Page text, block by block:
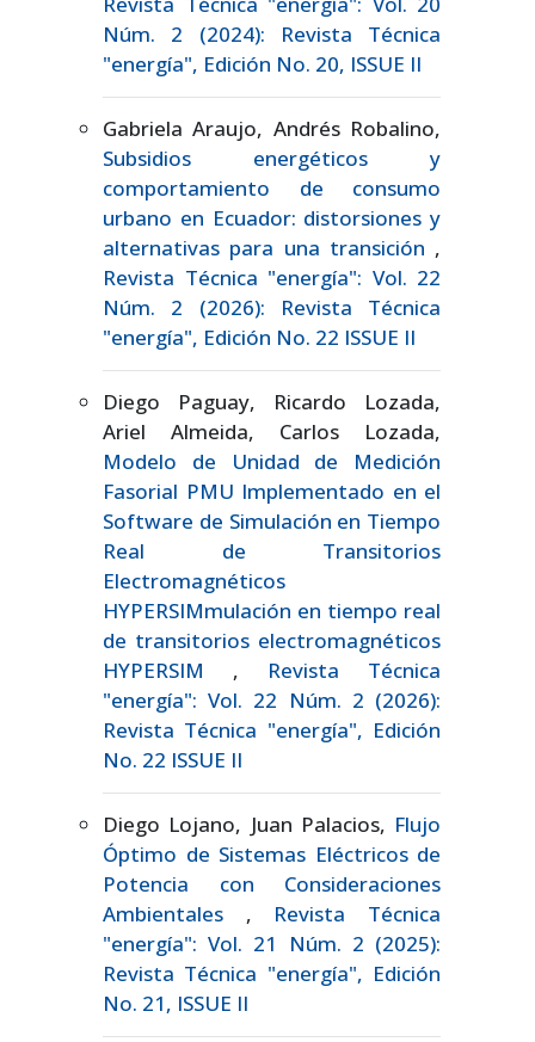
Núm. 2 (2024): Revista Técnica
"energía", Edición No. 20, ISSUE II
Gabriela Araujo, Andrés Robalino,
Subsidios energéticos y
comportamiento de consumo
urbano en Ecuador: distorsiones y
alternativas para una transición ,
Revista Técnica "energía": Vol. 22
Núm. 2 (2026): Revista Técnica
"energía", Edición No. 22 ISSUE II
Diego Paguay, Ricardo Lozada,
Ariel Almeida, Carlos Lozada,
Modelo de Unidad de Medición
Fasorial PMU Implementado en el
Software de Simulación en Tiempo
Real de Transitorios
Electromagnéticos
HYPERSIMmulación en tiempo real
de transitorios electromagnéticos
HYPERSIM , Revista Técnica
"energía": Vol. 22 Núm. 2 (2026):
Revista Técnica "energía", Edición
No. 22 ISSUE II
Diego Lojano, Juan Palacios, Flujo
Óptimo de Sistemas Eléctricos de
Potencia con Consideraciones
Ambientales , Revista Técnica
"energía": Vol. 21 Núm. 2 (2025):
Revista Técnica "energía", Edición
No. 21, ISSUE II